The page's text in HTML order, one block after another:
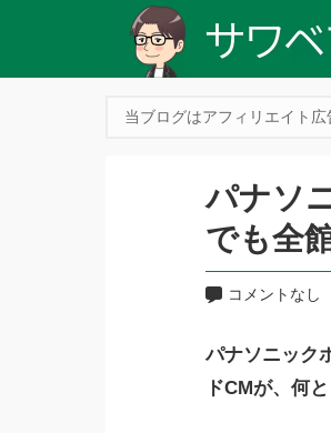
当ブログはアフィリエイト
パナソ
でも全
コメントなし
パナソニック
ドCMが、何